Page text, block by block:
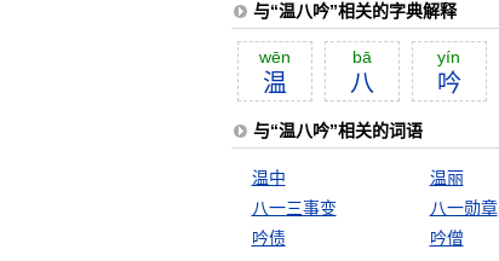
与“温八吟”相关的字典解释
wēn
温
bā
八
yín
吟
与“温八吟”相关的词语
温中 温丽
八一三事变
八一勋章
吟债
吟僧